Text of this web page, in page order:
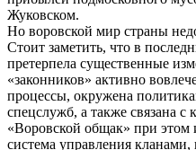
Жуковском.
Но воровской мир страны
Стоит заметить, что в
претерпела существенные
«законников» активно
процессы, окружена
спецслужб, а также связана
«Воровской общак» при этом
система управления